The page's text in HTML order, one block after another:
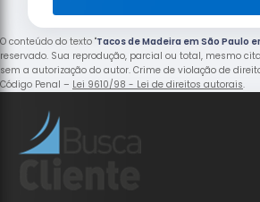
O conteúdo do texto "Tacos de Madeira em São Paulo
reservado. Sua reprodução, parcial ou total, mesmo
sem a autorização do autor. Crime de violação de
Código Penal – Lei 9610/98 - Lei de direitos autorais.